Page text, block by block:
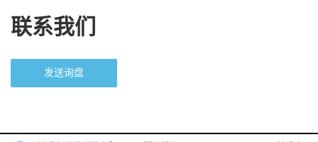
联系我们
发送询盘